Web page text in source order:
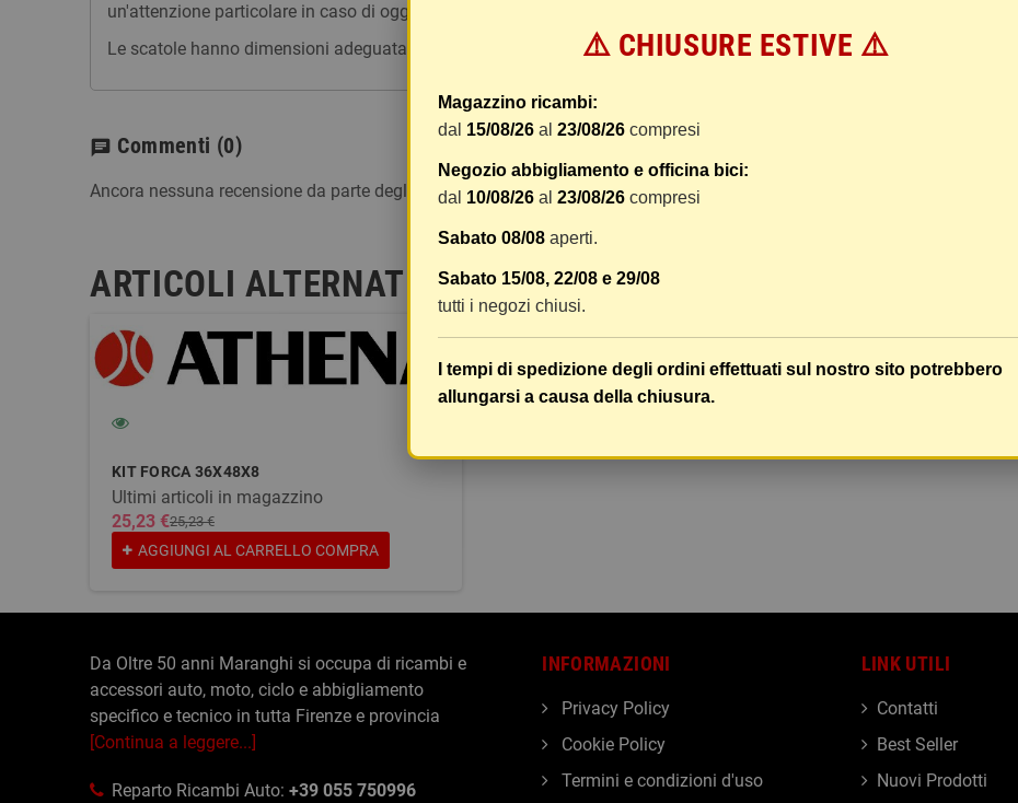
un'attenzione particolare in caso di oggetti fragili.
Le scatole hanno dimensioni adeguatamente ampie e i vostri articoli son ben protetti.
chat Commenti (0)
Ancora nessuna recensione da parte degli utenti.
ARTICOLI ALTERNATIVI
KIT FORCA 36X48X8
Ultimi articoli in magazzino
25,23 €25,23 €
AGGIUNGI AL CARRELLO COMPRA
⚠️ CHIUSURE ESTIVE ⚠️
Magazzino ricambi:
dal 15/08/26 al 23/08/26 compresi
Negozio abbigliamento e officina bici:
dal 10/08/26 al 23/08/26 compresi
Sabato 08/08 aperti.
Sabato 15/08, 22/08 e 29/08
tutti i negozi chiusi.
I tempi di spedizione degli ordini effettuati sul nostro sito potrebbero
allungarsi a causa della chiusura.
Da Oltre 50 anni Maranghi si occupa di ricambi e
accessori auto, moto, ciclo e abbigliamento
specifico e tecnico in tutta Firenze e provincia
[Continua a leggere...]
Reparto Ricambi Auto: +39 055 750996
LINK UTILI
Contatti
Best Seller
Nuovi Prodotti
INFORMAZIONI
Privacy Policy
Cookie Policy
Termini e condizioni d'uso